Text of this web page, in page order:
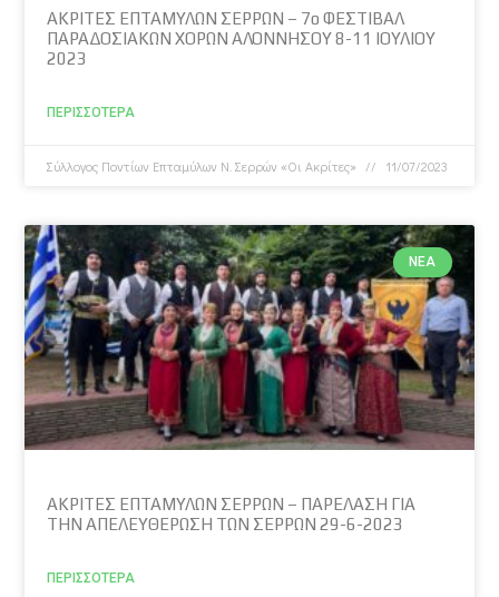
ΑΚΡΙΤΕΣ ΕΠΤΑΜΥΛΩΝ ΣΕΡΡΩΝ – 7ο ΦΕΣΤΙΒΑΛ
ΠΑΡΑΔΟΣΙΑΚΩΝ ΧΟΡΩΝ ΑΛΟΝΝΗΣΟΥ 8-11 ΙΟΥΛΙΟΥ
2023
ΠΕΡΙΣΣΌΤΕΡΑ
Σύλλογος Ποντίων Επταμύλων N. Σερρών «Οι Ακρίτες» 11/07/2023
ΝΈΑ
ΑΚΡΙΤΕΣ ΕΠΤΑΜΥΛΩΝ ΣΕΡΡΩΝ – ΠΑΡΕΛΑΣΗ ΓΙΑ
ΤΗΝ ΑΠΕΛΕΥΘΕΡΩΣΗ ΤΩΝ ΣΕΡΡΩΝ 29-6-2023
ΠΕΡΙΣΣΌΤΕΡΑ